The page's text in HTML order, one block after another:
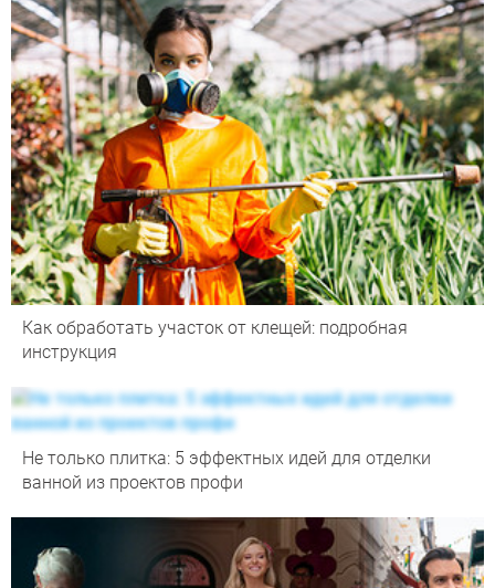
Как обработать участок от клещей: подробная
инструкция
Не только плитка: 5 эффектных идей для отделки
ванной из проектов профи